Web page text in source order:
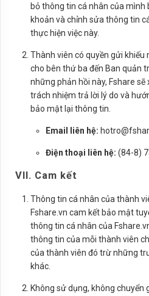
bỏ thông tin cá nhân của mình
khoản và chỉnh sửa thông tin
thực hiện việc này.
Thành viên có quyền gửi khiếu
cho bên thứ ba đến Ban quản
những phản hồi này, Fshare
trách nhiệm trả lời lý do và
bảo mật lại thông tin.
Email liên hệ:
Điện thoại liên hệ: (84-8)
VII. Cam kết
Thông tin cá nhân của thành
Fshare.vn cam kết bảo mật
thông tin cá nhân của
thông tin của mỗi thành viên
của thành viên đó trừ những
khác.
Không sử dụng, không chuyển